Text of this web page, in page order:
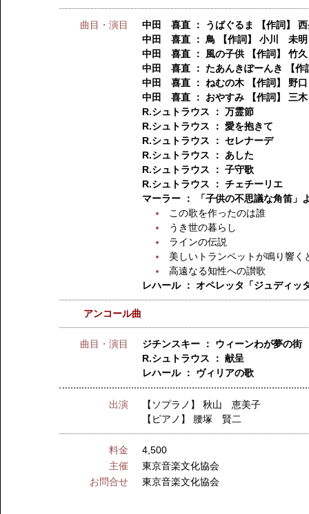
曲目・演目
中田 喜直 ： うばぐるま 【作詞】
中田 喜直 ： 鳥 【作詞】 小川 未明
中田 喜直 ： 風の子供 【作詞】 竹
中田 喜直 ： たあんきぽーんき 【
中田 喜直 ： ねむの木 【作詞】 野
中田 喜直 ： おやすみ 【作詞】 三
R.シュトラウス ： 万霊節
R.シュトラウス ： 愛を抱きて
R.シュトラウス ： セレナーデ
R.シュトラウス ： あした
R.シュトラウス ： 子守歌
R.シュトラウス ： チェチーリエ
マーラー ： 「子供の不思議な角笛」
この歌を作ったのは誰
うき世の暮らし
ラインの伝説
美しいトランペットが鳴り響く
高遠なる知性への讃歌
レハール ： オペレッタ「ジュディ
アンコール曲
曲目・演目
ジチンスキー ： ウィーンわが夢の街
R.シュトラウス ： 献呈
レハール ： ヴィリアの歌
出演 【ソプラノ】秋山 恵美子
【ピアノ】 腰塚 賢二
料金
4,500
主催
東京音楽文化協会
お問合せ
東京音楽文化協会